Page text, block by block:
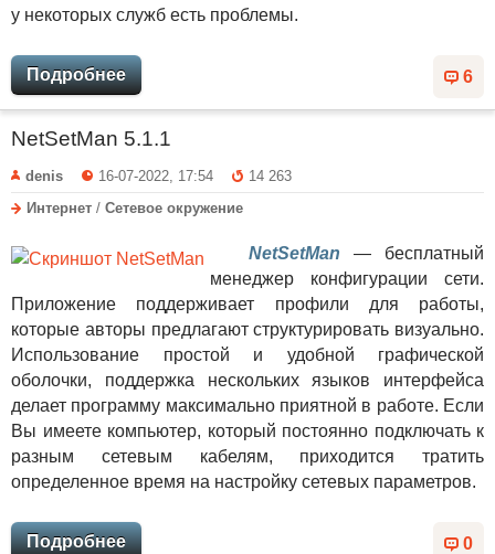
у некоторых служб есть проблемы.
6
Подробнее
NetSetMan 5.1.1
denis 16-07-2022, 17:54
14 263
Интернет / Сетевое окружение
NetSetMan — бесплатный
менеджер конфигурации сети.
Приложение поддерживает профили для работы,
которые авторы предлагают структурировать визуально.
Использование простой и удобной графической
оболочки, поддержка нескольких языков интерфейса
делает программу максимально приятной в работе. Если
Вы имеете компьютер, который постоянно подключать к
разным сетевым кабелям, приходится тратить
определенное время на настройку сетевых параметров.
0
Подробнее